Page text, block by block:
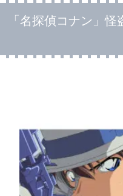
「名探偵コナン」